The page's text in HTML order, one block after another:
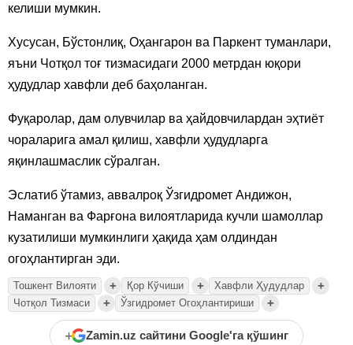
келиши мумкин.
Хусусан, Бўстонлиқ, Оҳангарон ва Паркент туманлари,
яъни Чотқол тоғ тизмасидаги 2000 метрдан юқори
ҳудудлар хавфли деб баҳоланган.
Фуқаролар, дам олувчилар ва ҳайдовчилардан эҳтиёт
чораларига амал қилиш, хавфли ҳудудларга
яқинлашмаслик сўралган.
Эслатиб ўтамиз, аввалроқ Ўзгидромет Андижон,
Наманган ва Фарғона вилоятларида кучли шамоллар
кузатилиши мумкинлиги ҳақида ҳам олдиндан
огоҳлантирган эди.
Тошкент Вилояти + Қор Кўчиши + Хавфли Ҳудудлар +
Чотқол Тизмаси + Ўзгидромет Огоҳлантириши +
+ Zamin.uz сайтини Google'га қўшинг